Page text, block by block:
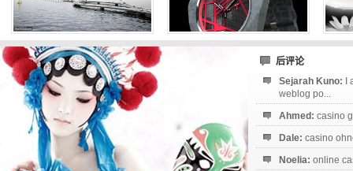
后评论
Sejarah Kuno:
weblog po...
Ahmed: casino
Dale: casino
Noelia: online